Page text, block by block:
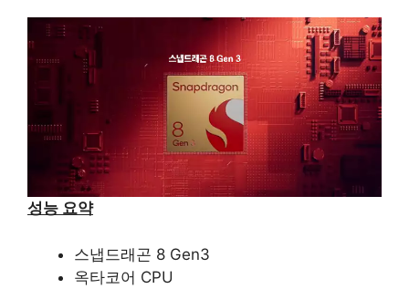
성능 요약
스냅드래곤 8 Gen3
옥타코어 CPU